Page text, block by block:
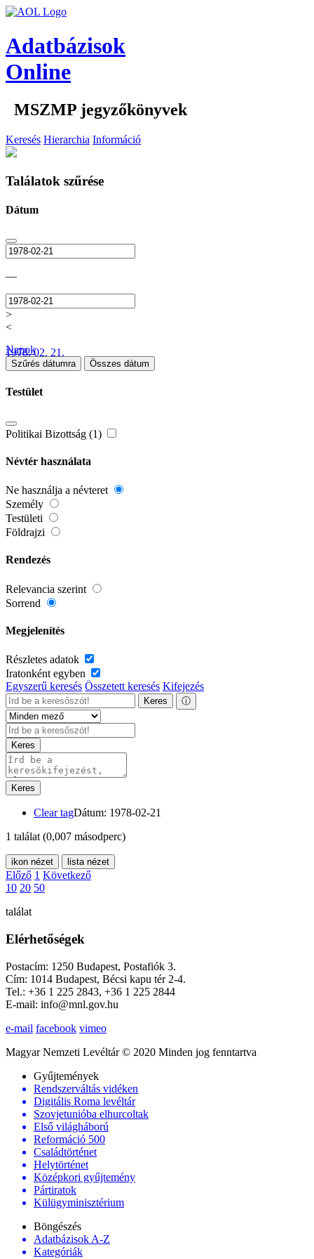
Adatbázisok
Online
MSZMP jegyzőkönyvek
Keresés Hierarchia Információ
Találatok szűrése
Dátum
—
>
<
1978. 02. 21.
Napok
Szűrés dátumra Összes dátum
Testület
Politikai Bizottság (1)
Névtér használata
Ne használja a névteret
Személy
Testületi
Földrajzi
Rendezés
Relevancia szerint
Sorrend
Megjelenítés
Részletes adatok
Iratonként egyben
Egyszerű keresés Összetett keresés Kifejezés
Keres ⓘ
Keres
Keres
Clear tagDátum: 1978-02-21
1 találat (0,007 másodperc)
ikon nézet lista nézet
Előző 1 Következő
10 20 50
találat
Elérhetőségek
Postacím: 1250 Budapest, Postafiók 3.
Cím: 1014 Budapest, Bécsi kapu tér 2-4.
Tel.: +36 1 225 2843, +36 1 225 2844
E-mail: info@mnl.gov.hu
e-mail facebook vimeo
Magyar Nemzeti Levéltár © 2020 Minden jog fenntartva
Gyűjtemények
Rendszerváltás vidéken
Digitális Roma levéltár
Szovjetunióba elhurcoltak
Első világháború
Reformáció 500
Családtörténet
Helytörténet
Középkori gyűjtemény
Pártiratok
Külügyminisztérium
Böngészés
Adatbázisok A-Z
Kategóriák